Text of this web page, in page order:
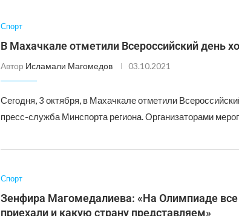
Спорт
В Махачкале отметили Всероссийский день
Автор Исламали Магомедов 03.10.2021
Сегодня, 3 октября, в Махачкале отметили
пресс-служба Минспорта региона. Организаторами
Спорт
Зенфира Магомедалиева: «На Олимпиаде
приехали и какую страну представляем»